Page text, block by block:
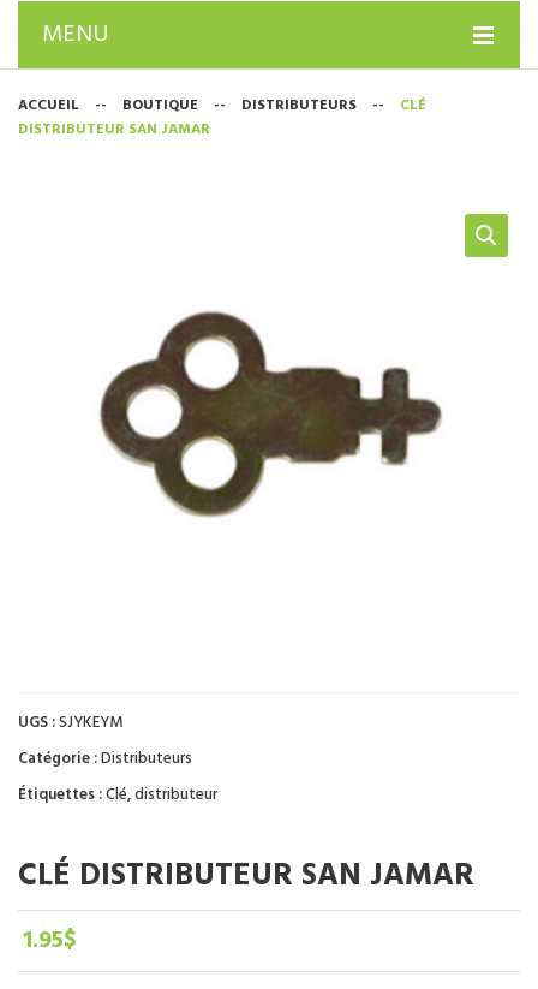
MENU
PRODUIT SANITAIRE.COM
ACCUEIL -- BOUTIQUE -- DISTRIBUTEURS --
CLÉ
DISTRIBUTEUR SAN JAMAR
UGS :SJYKEYM
Catégorie :Distributeurs
Étiquettes :Clé,distributeur
CLÉ DISTRIBUTEUR SAN JAMAR
1.95$